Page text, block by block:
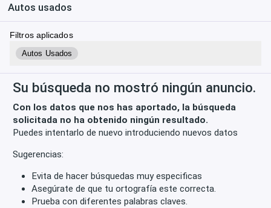
Autos usados
Filtros aplicados
Autos Usados
Su búsqueda no mostró ningún anuncio.
Con los datos que nos has aportado, la búsqueda
solicitada no ha obtenido ningún resultado.
Puedes intentarlo de nuevo introduciendo nuevos datos
Sugerencias:
Evita de hacer búsquedas muy especificas
Asegúrate de que tu ortografía este correcta.
Prueba con diferentes palabras claves.